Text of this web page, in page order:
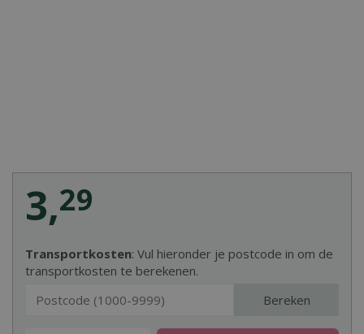
Transportkosten: Vul hieronder je postcode in om de
transportkosten te berekenen.
Bereken
3,29